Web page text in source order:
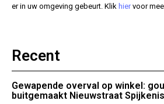
er in uw omgeving gebeurt. Klik hiervoor
Recent
Gewapende overval op winkel:
buitgemaakt Nieuwstraat